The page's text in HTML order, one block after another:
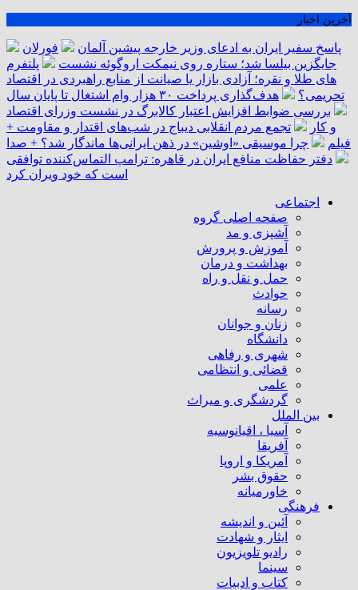
آخرین اخبار
پاسخ سفیر ایران به ادعای وزیر خارجه پیشین آلمان
فورلان
جایگزین بیلسا شد؛ ستاره روی نیمکت اروگوئه نشست
پلتفرم
‌های طلا و نقره؛ آزادی بازار یا صیانت از منابع راهبردی در اقتصاد
تحریمی؟
هدف‌گذاری پرداخت ۳۰ هزار وام اشتغال تا پایان سال
بررسی ضوابط افزایش اعتبار کالابرگ در نشست وزرای اقتصاد
و کار
تجمع مردم انقلابی دیباج در شب‌های اقتدار و مقاومت +
فیلم
چرا موسیقی «اوشین» در ذهن ایرانی‌ها ماندگار شد؟ + صدا
دفتر حفاظت منافع ایران در قاهره: ترامپ التماس‌کننده توافقی
است که خود ویران کرد
اجتماعی
صفحه اصلی گروه
آشپزی و مد
آموزش و پرورش
بهداشت و درمان
حمل و نقل و راه
حوادث
رسانه
زنان و جوانان
دانشگاه
شهری و رفاهی
قضائی و انتظامی
علمی
گردشگری و میراث
بین الملل
آسیا ، اقیانوسیه
آفریقا
آمریکا و اروپا
حقوق بشر
خاورمیانه
فرهنگی
آئین و اندیشه
ایثار و شهادت
رادیو تلویزیون
سینما
کتاب و ادبیات